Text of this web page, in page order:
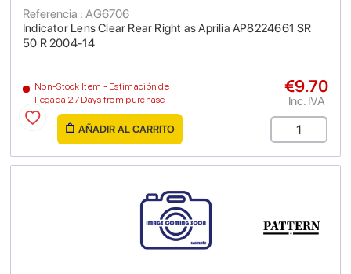
Indicator Lens Clear Rear Right as Aprilia AP8224661 SR
50 R 2004-14
Referencia : AG6706
Non-Stock Item - Estimación de
llegada 27 Days from purchase
€9.70
Inc. IVA
AÑADIR AL CARRITO